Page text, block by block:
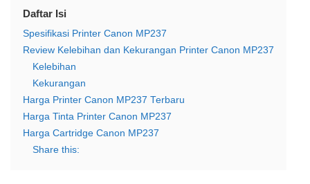
Daftar Isi
Spesifikasi Printer Canon MP237
Review Kelebihan dan Kekurangan Printer Canon MP237
Kelebihan
Kekurangan
Harga Printer Canon MP237 Terbaru
Harga Tinta Printer Canon MP237
Harga Cartridge Canon MP237
Share this: